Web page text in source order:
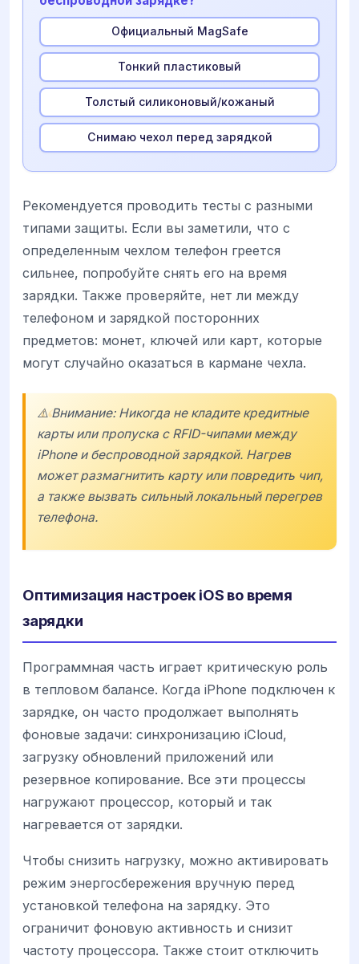
Официальный MagSafe
Тонкий пластиковый
Толстый силиконовый/кожаный
Снимаю чехол перед зарядкой
Рекомендуется проводить тесты с разными
типами защиты. Если вы заметили, что с
определенным чехлом телефон греется
сильнее, попробуйте снять его на время
зарядки. Также проверяйте, нет ли между
телефоном и зарядкой посторонних
предметов: монет, ключей или карт, которые
могут случайно оказаться в кармане чехла.
⚠️ Внимание: Никогда не кладите кредитные
карты или пропуска с RFID-чипами между
iPhone и беспроводной зарядкой. Нагрев
может размагнитить карту или повредить чип,
а также вызвать сильный локальный перегрев
телефона.
Оптимизация настроек iOS во время
зарядки
Программная часть играет критическую роль
в тепловом балансе. Когда iPhone подключен к
зарядке, он часто продолжает выполнять
фоновые задачи: синхронизацию iCloud,
загрузку обновлений приложений или
резервное копирование. Все эти процессы
нагружают процессор, который и так
нагревается от зарядки.
Чтобы снизить нагрузку, можно активировать
режим энергосбережения вручную перед
установкой телефона на зарядку. Это
ограничит фоновую активность и снизит
частоту процессора. Также стоит отключить